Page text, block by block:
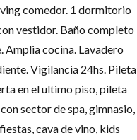
comedor. 1 dormitorio
vestidor. Baño completo
Amplia cocina. Lavadero
Vigilancia 24hs. Pileta
en el ultimo piso, pileta
sector de spa, gimnasio,
cava de vino, kids